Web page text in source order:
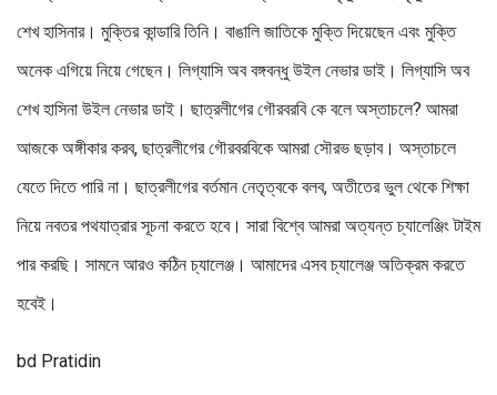
শেখ হাসিনার। মুক্তির কান্ডারি তিনি। বাঙালি জাতিকে মুক্তি দিয়েছেন এবং মুক্তি
অনেক এগিয়ে নিয়ে গেছেন। লিগ্যাসি অব বঙ্গবন্ধু উইল নেভার ডাই। লিগ্যাসি অব
শেখ হাসিনা উইল নেভার ডাই। ছাত্রলীগের গৌরবরবি কে বলে অস্তাচলে? আমরা
আজকে অঙ্গীকার করব, ছাত্রলীগের গৌরবরবিকে আমরা সৌরভ ছড়াব। অস্তাচলে
যেতে দিতে পারি না। ছাত্রলীগের বর্তমান নেতৃত্বকে বলব, অতীতের ভুল থেকে শিক্ষা
নিয়ে নবতর পথযাত্রার সূচনা করতে হবে। সারা বিশ্বে আমরা অত্যন্ত চ্যালেঞ্জিং টাইম
পার করছি। সামনে আরও কঠিন চ্যালেঞ্জ। আমাদের এসব চ্যালেঞ্জ অতিক্রম করতে
হবেই।
bd Pratidin